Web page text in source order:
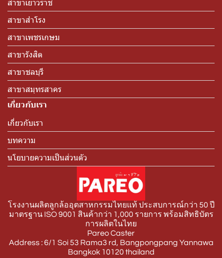
สาขาเยาวราช
สาขาสำโรง
สาขาเพชรเกษม
สาขารังสิต
สาขาชลบุรี
สาขาสมุทรสาคร
เกี่ยวกับเรา
เกี่ยวกับเรา
บทความ
นโยบายความเป็นส่วนตัว
โรงงานผลิตลูกล้ออุตสาหกรรมไทยแท้ ประสบการณ์กว่า 50 ปี
มาตรฐาน ISO 9001 สินค้ากว่า 1,000 รายการ พร้อมสิทธิบัตร
การผลิตในไทย
Pareo Caster
Address : 6/1 Soi 53 Rama3 rd, Bangpongpang Yannawa
Bangkok 10120 thailand